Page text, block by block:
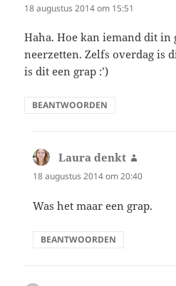
18 augustus 2014 om 15:51
Haha. Hoe kan iemand dit in
neerzetten. Zelfs overdag is
is dit een grap :’)
BEANTWOORDEN
Laura denkt
18 augustus 2014 om 20:40
Was het maar een grap.
BEANTWOORDEN